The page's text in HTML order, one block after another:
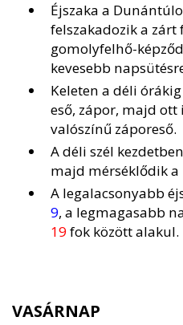
Éjszaka a
felszakadozik a zárt
gomolyfelhő-
kevesebb
Keleten a déli
eső, zápor, majd
valószínű záporeső.
A déli szél
majd mérséklődik a
A legalacsonyabb
9, a legmagasabb
19fok között alakul.
VASÁRNAP